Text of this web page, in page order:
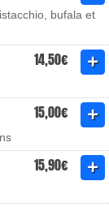
bufala et
14,50€
15,00€
15,90€